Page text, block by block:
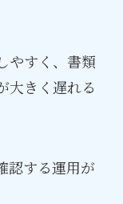
やすく、書類
大きく遅れる
認する運用が